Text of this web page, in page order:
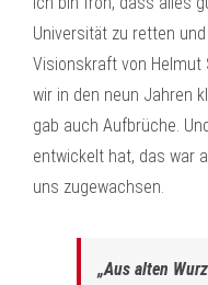
Universität zu retten
Visionskraft von Helmut
wir in den neun Jahren
gab auch Aufbrüche.
entwickelt hat, das war
uns zugewachsen.
„Aus alten